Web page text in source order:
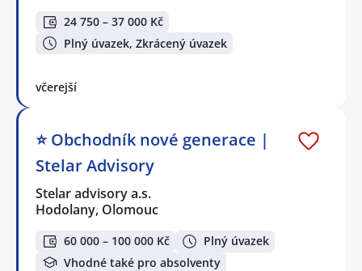
24 750 – 37 000 Kč
Plný úvazek, Zkrácený úvazek
včerejší
⭐️ Obchodník nové generace |
Stelar Advisory
Stelar advisory a.s.
Hodolany, Olomouc
60 000 – 100 000 Kč
Plný úvazek
Vhodné také pro absolventy